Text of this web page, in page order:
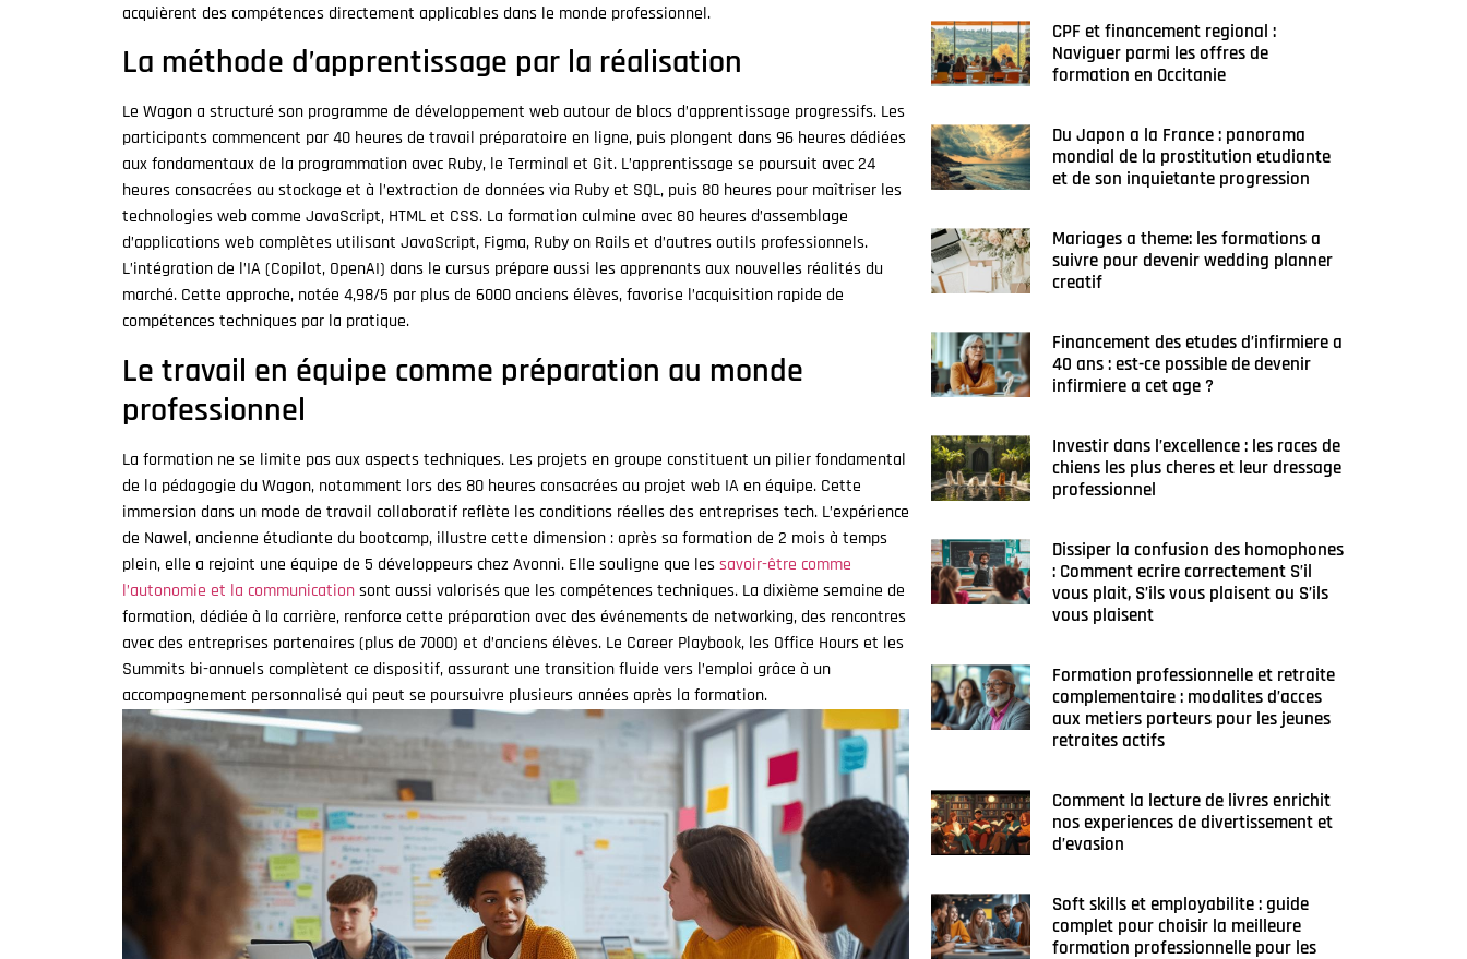
acquièrent des compétences directement applicables dans le monde professionnel.
La méthode d’apprentissage par la réalisation
Le Wagon a structuré son programme de développement web autour de blocs d’apprentissage progressifs. Les
participants commencent par 40 heures de travail préparatoire en ligne, puis plongent dans 96 heures dédiées
aux fondamentaux de la programmation avec Ruby, le Terminal et Git. L’apprentissage se poursuit avec 24
heures consacrées au stockage et à l’extraction de données via Ruby et SQL, puis 80 heures pour maîtriser les
technologies web comme JavaScript, HTML et CSS. La formation culmine avec 80 heures d’assemblage
d’applications web complètes utilisant JavaScript, Figma, Ruby on Rails et d’autres outils professionnels.
L’intégration de l’IA (Copilot, OpenAI) dans le cursus prépare aussi les apprenants aux nouvelles réalités du
marché. Cette approche, notée 4,98/5 par plus de 6000 anciens élèves, favorise l’acquisition rapide de
compétences techniques par la pratique.
Le travail en équipe comme préparation au monde
professionnel
La formation ne se limite pas aux aspects techniques. Les projets en groupe constituent un pilier fondamental
de la pédagogie du Wagon, notamment lors des 80 heures consacrées au projet web IA en équipe. Cette
immersion dans un mode de travail collaboratif reflète les conditions réelles des entreprises tech. L’expérience
de Nawel, ancienne étudiante du bootcamp, illustre cette dimension : après sa formation de 2 mois à temps
plein, elle a rejoint une équipe de 5 développeurs chez Avonni. Elle souligne que les savoir-être comme
l’autonomie et la communicationsont aussi valorisés que les compétences techniques. La dixième semaine de
formation, dédiée à la carrière, renforce cette préparation avec des événements de networking, des rencontres
avec des entreprises partenaires (plus de 7000) et d’anciens élèves. Le Career Playbook, les Office Hours et les
Summits bi-annuels complètent ce dispositif, assurant une transition fluide vers l’emploi grâce à un
accompagnement personnalisé qui peut se poursuivre plusieurs années après la formation.
CPF et financement regional :
Naviguer parmi les offres de
formation en Occitanie
Du Japon a la France : panorama
mondial de la prostitution etudiante
et de son inquietante progression
Mariages a theme: les formations a
suivre pour devenir wedding planner
creatif
Financement des etudes d’infirmiere a
40 ans : est-ce possible de devenir
infirmiere a cet age ?
Investir dans l’excellence : les races de
chiens les plus cheres et leur dressage
professionnel
Dissiper la confusion des homophones
: Comment ecrire correctement S’il
vous plait, S’ils vous plaisent ou S’ils
vous plaisent
Formation professionnelle et retraite
complementaire : modalites d’acces
aux metiers porteurs pour les jeunes
retraites actifs
Comment la lecture de livres enrichit
nos experiences de divertissement et
d’evasion
Soft skills et employabilite : guide
complet pour choisir la meilleure
formation professionnelle pour les